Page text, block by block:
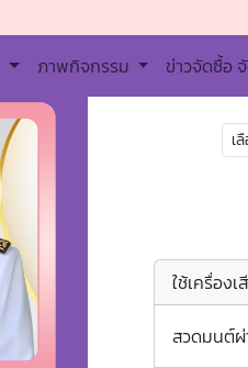
ภาพกิจกรรม ข่าวจัดซื้อ
ใช้เครื่อง
สวดมนต์ผ่